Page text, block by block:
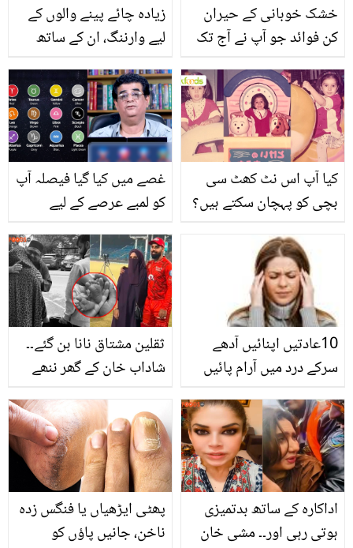
زيادہ چائے پینے والوں کے
لیے وارننگ، ان کے ساتھ
خشک خوبانی کے حیران
کن فوائد جو آپ نے آج تک
غصے میں کیا گیا فیصلہ آپ
کو لمبے عرصے کے لیے
ہفتہ کیسا رہے گا؟ ستاروں
کا حال بتانے والے ہمایوں
محبوب نے پیشنگوئی کردی
کیا آپ اس نٹ کھٹ سی
بچی کو پہچان سکتے ہیں؟
تصویریں سوشل میڈیا پر
وائرل
ثقلین مشتاق نانا بن گئے۔۔
شاداب خان کے گھر ننھے
بیٹی؟
10عادتیں اپنائیں آدھے
سرکے درد میں آرام پائیں
پھٹی ایڑھیاں یا فنگس زدہ
ناخن، جانیں پاؤں کو
اداکارہ کے ساتھ بدتمیزی
ہوتی رہی اور۔۔ مشی خان